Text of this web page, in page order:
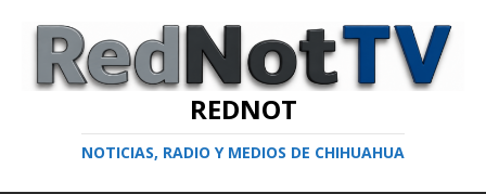
REDNOT
NOTICIAS, RADIO Y MEDIOS DE CHIHUAHUA